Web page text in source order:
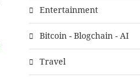
Entertainment
Bitcoin - Blogchain - AI
Travel